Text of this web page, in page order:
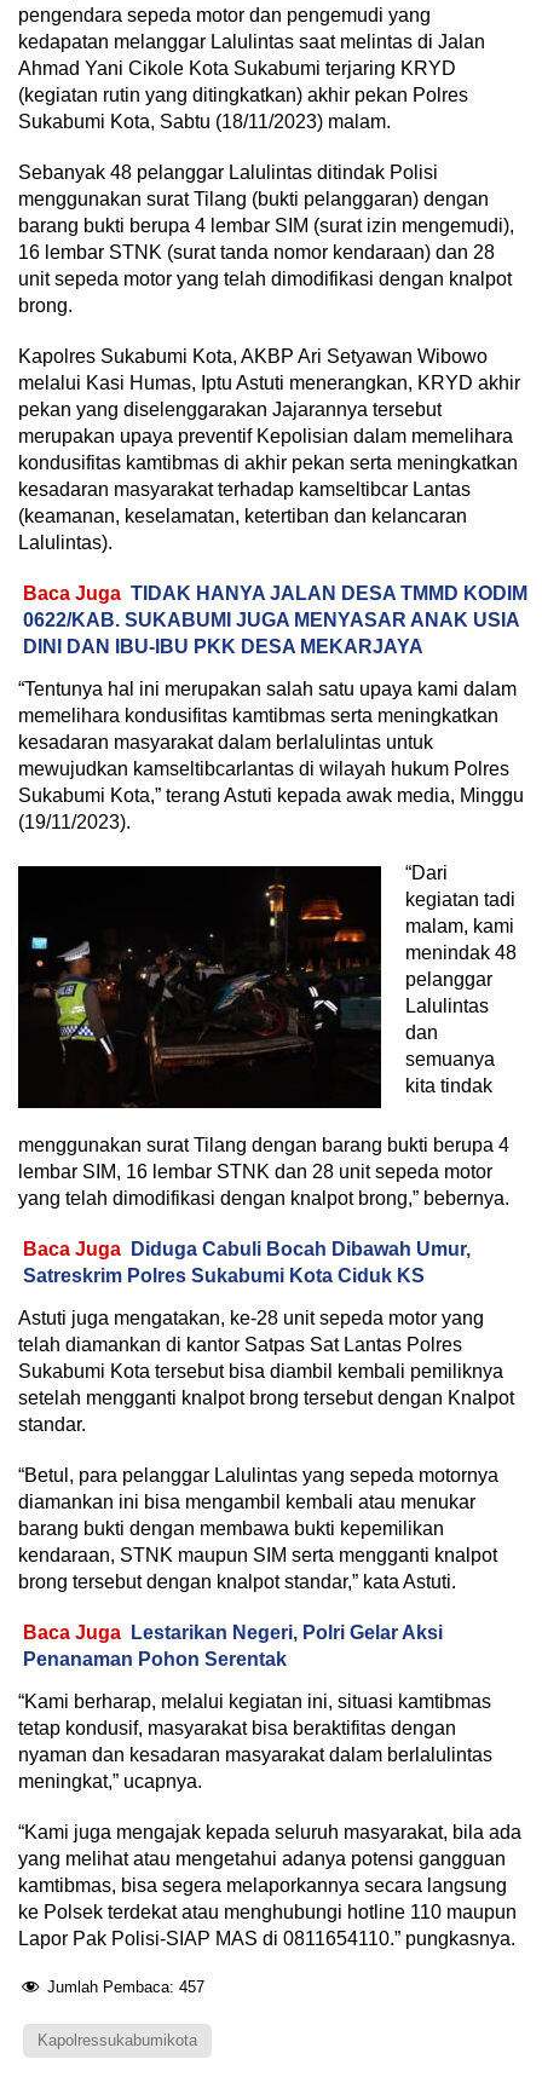
pengendara sepeda motor dan pengemudi yang
kedapatan melanggar Lalulintas saat melintas di Jalan
Ahmad Yani Cikole Kota Sukabumi terjaring KRYD
(kegiatan rutin yang ditingkatkan) akhir pekan Polres
Sukabumi Kota, Sabtu (18/11/2023) malam.
Sebanyak 48 pelanggar Lalulintas ditindak Polisi
menggunakan surat Tilang (bukti pelanggaran) dengan
barang bukti berupa 4 lembar SIM (surat izin mengemudi),
16 lembar STNK (surat tanda nomor kendaraan) dan 28
unit sepeda motor yang telah dimodifikasi dengan knalpot
brong.
Kapolres Sukabumi Kota, AKBP Ari Setyawan Wibowo
melalui Kasi Humas, Iptu Astuti menerangkan, KRYD akhir
pekan yang diselenggarakan Jajarannya tersebut
merupakan upaya preventif Kepolisian dalam memelihara
kondusifitas kamtibmas di akhir pekan serta meningkatkan
kesadaran masyarakat terhadap kamseltibcar Lantas
(keamanan, keselamatan, ketertiban dan kelancaran
Lalulintas).
Baca Juga TIDAK HANYA JALAN DESA TMMD KODIM
0622/KAB. SUKABUMI JUGA MENYASAR ANAK USIA
DINI DAN IBU-IBU PKK DESA MEKARJAYA
“Tentunya hal ini merupakan salah satu upaya kami dalam
memelihara kondusifitas kamtibmas serta meningkatkan
kesadaran masyarakat dalam berlalulintas untuk
mewujudkan kamseltibcarlantas di wilayah hukum Polres
Sukabumi Kota,” terang Astuti kepada awak media, Minggu
(19/11/2023).
“Dari
kegiatan tadi
malam, kami
menindak 48
pelanggar
Lalulintas
dan
semuanya
kita tindak
menggunakan surat Tilang dengan barang bukti berupa 4
lembar SIM, 16 lembar STNK dan 28 unit sepeda motor
yang telah dimodifikasi dengan knalpot brong,” bebernya.
Baca Juga
Diduga Cabuli Bocah Dibawah Umur,
Satreskrim Polres Sukabumi Kota Ciduk KS
Astuti juga mengatakan, ke-28 unit sepeda motor yang
telah diamankan di kantor Satpas Sat Lantas Polres
Sukabumi Kota tersebut bisa diambil kembali pemiliknya
setelah mengganti knalpot brong tersebut dengan Knalpot
standar.
“Betul, para pelanggar Lalulintas yang sepeda motornya
diamankan ini bisa mengambil kembali atau menukar
barang bukti dengan membawa bukti kepemilikan
kendaraan, STNK maupun SIM serta mengganti knalpot
brong tersebut dengan knalpot standar,” kata Astuti.
Baca Juga
Lestarikan Negeri, Polri Gelar Aksi
Penanaman Pohon Serentak
“Kami berharap, melalui kegiatan ini, situasi kamtibmas
tetap kondusif, masyarakat bisa beraktifitas dengan
nyaman dan kesadaran masyarakat dalam berlalulintas
meningkat,” ucapnya.
“Kami juga mengajak kepada seluruh masyarakat, bila ada
yang melihat atau mengetahui adanya potensi gangguan
kamtibmas, bisa segera melaporkannya secara langsung
ke Polsek terdekat atau menghubungi hotline 110 maupun
Lapor Pak Polisi-SIAP MAS di 0811654110.” pungkasnya.
Jumlah Pembaca: 457
Kapolressukabumikota